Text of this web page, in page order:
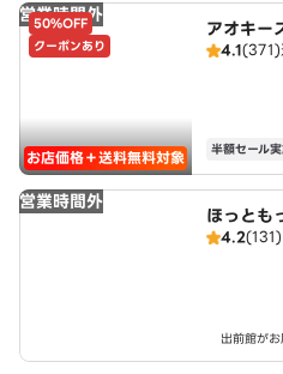
営業時間外
50%OFF
クーポンあり
お店価格＋送料無料対象
アオキー
4.1(371)
半額セール
営業時間外
ほっと
4.2(131)
出前館が